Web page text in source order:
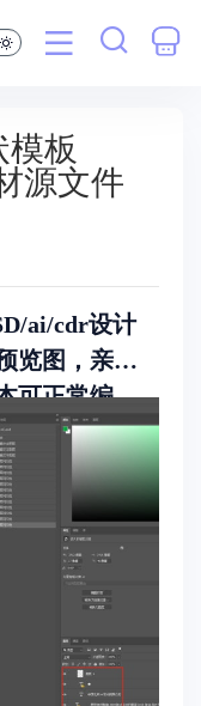
模板
源文件
ai/cdr设计
览图，亲测
可正常编